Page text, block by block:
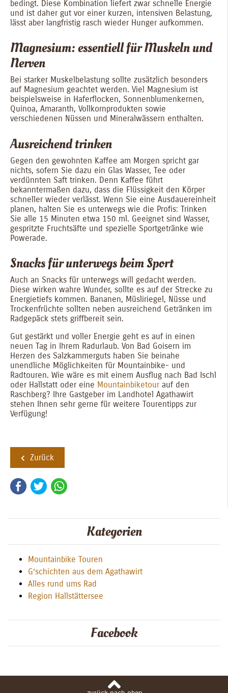
bedingt. Diese Kombination liefert zwar schnelle Energie
und ist daher gut vor einer kurzen, intensiven Belastung,
lässt aber langfristig rasch wieder Hunger aufkommen.
Magnesium: essentiell für Muskeln und
Nerven
Bei starker Muskelbelastung sollte zusätzlich besonders
auf Magnesium geachtet werden. Viel Magnesium ist
beispielsweise in Haferflocken, Sonnenblumenkernen,
Quinoa, Amaranth, Vollkornprodukten sowie
verschiedenen Nüssen und Mineralwässern enthalten.
Ausreichend trinken
Gegen den gewohnten Kaffee am Morgen spricht gar
nichts, sofern Sie dazu ein Glas Wasser, Tee oder
verdünnten Saft trinken. Denn Kaffee führt
bekanntermaßen dazu, dass die Flüssigkeit den Körper
schneller wieder verlässt. Wenn Sie eine Ausdauereinheit
planen, halten Sie es unterwegs wie die Profis: Trinken
Sie alle 15 Minuten etwa 150 ml. Geeignet sind Wasser,
gespritzte Fruchtsäfte und spezielle Sportgetränke wie
Powerade.
Snacks für unterwegs beim Sport
Auch an Snacks für unterwegs will gedacht werden.
Diese wirken wahre Wunder, sollte es auf der Strecke zu
Energietiefs kommen. Bananen, Müsliriegel, Nüsse und
Trockenfrüchte sollten neben ausreichend Getränken im
Radgepäck stets griffbereit sein.
Gut gestärkt und voller Energie geht es auf in einen
neuen Tag in Ihrem Radurlaub. Von Bad Goisern im
Herzen des Salzkammerguts haben Sie beinahe
unendliche Möglichkeiten für Mountainbike- und
Radtouren. Wie wäre es mit einem Ausflug nach Bad Ischl
oder Hallstatt oder eine Mountainbiketour auf den
Raschberg? Ihre Gastgeber im Landhotel Agathawirt
stehen Ihnen sehr gerne für weitere Tourentipps zur
Verfügung!
Zurück
Facebook
Twitter
Kategorien
Mountainbike Touren
G’schichten aus dem Agathawirt
Alles rund ums Rad
Region Hallstättersee
Facebook